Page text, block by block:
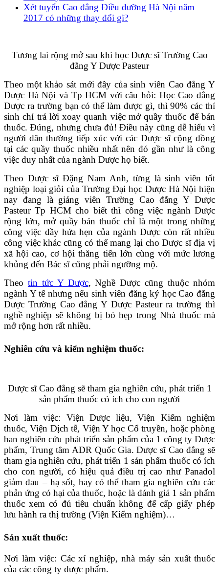
Xét tuyển Cao đẳng Điều dưỡng Hà Nội năm
2017 có những thay đổi gì?
Tương lai rộng mở sau khi học Dược sĩ Trường Cao
đẳng Y Dược Pasteur
Theo một khảo sát mới đây của sinh viên Cao đẳng Y
Dược Hà Nội và Tp HCM với câu hỏi: Học Cao đẳng
Dược ra trường bạn có thể làm được gì, thì 90% các thí
sinh chỉ trả lời xoay quanh việc mở quầy thuốc để bán
thuốc. Đúng, nhưng chưa đủ! Điều này cũng dễ hiểu vì
người dân thường tiếp xúc với các Dược sĩ cộng đồng
tại các quầy thuốc nhiều nhất nên đó gần như là công
việc duy nhất của ngành Dược họ biết.
Theo Dược sĩ Đặng Nam Anh, từng là sinh viên tốt
nghiệp loại giỏi của Trường Đại học Dược Hà Nội hiện
nay đang là giảng viên Trường Cao đẳng Y Dược
Pasteur Tp HCM cho biết thì công việc ngành Dược
rộng lớn, mở quầy bán thuốc chỉ là một trong những
công việc đầy hứa hẹn của ngành Dược còn rất nhiều
công việc khác cũng có thể mang lại cho Dược sĩ địa vị
xã hội cao, cơ hội thăng tiến lớn cùng với mức lương
khủng đến Bác sĩ cũng phải ngưỡng mộ.
Theo tin tức Y Dược, Nghề Dược cũng thuộc nhóm
ngành Y tế nhưng nếu sinh viên đăng ký học Cao đẳng
Dược Trường Cao đẳng Y Dược Pasteur ra trường thì
nghề nghiệp sẽ không bị bó hẹp trong Nhà thuốc mà
mở rộng hơn rất nhiều.
Nghiên cứu và kiểm nghiệm thuốc:
Dược sĩ Cao đẳng sẽ tham gia nghiên cứu, phát triển 1
sản phẩm thuốc có ích cho con người
Nơi làm việc: Viện Dược liệu, Viện Kiểm nghiệm
thuốc, Viện Dịch tễ, Viện Y học Cổ truyền, hoặc phòng
ban nghiên cứu phát triển sản phẩm của 1 công ty Dược
phẩm, Trung tâm ADR Quốc Gia. Dược sĩ Cao đẳng sẽ
tham gia nghiên cứu, phát triển 1 sản phẩm thuốc có ích
cho con người, có hiệu quả điều trị cao như Panadol
giảm đau – hạ sốt, hay có thể tham gia nghiên cứu các
phản ứng có hại của thuốc, hoặc là đánh giá 1 sản phẩm
thuốc xem có đủ tiêu chuẩn không để cấp giấy phép
lưu hành ra thị trường (Viện Kiểm nghiệm)…
Sản xuất thuốc:
Nơi làm việc: Các xí nghiệp, nhà máy sản xuất thuốc
của các công ty dược phẩm.